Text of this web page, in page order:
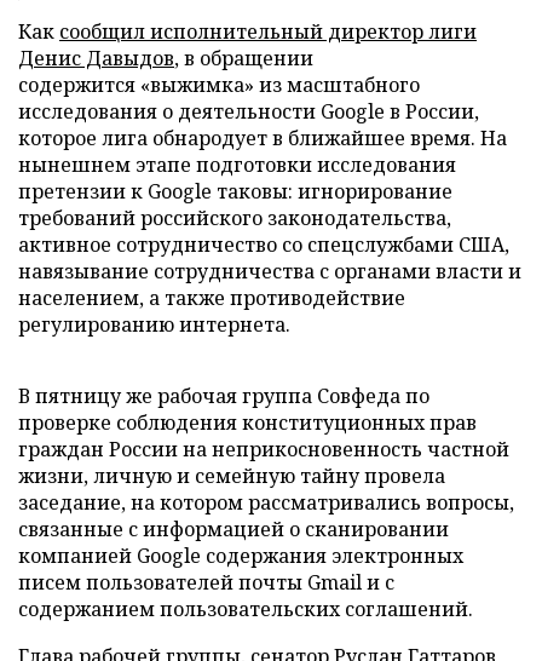
Как сообщил исполнительный директор лиги
Денис Давыдов, в обращении
содержится «выжимка» из масштабного
исследования о деятельности Google в России,
которое лига обнародует в ближайшее время. На
нынешнем этапе подготовки исследования
претензии к Google таковы: игнорирование
требований российского законодательства,
активное сотрудничество со спецслужбами США,
навязывание сотрудничества с органами власти и
населением, а также противодействие
регулированию интернета.
В пятницу же рабочая группа Совфеда по
проверке соблюдения конституционных прав
граждан России на неприкосновенность частной
жизни, личную и семейную тайну провела
заседание, на котором рассматривались вопросы,
связанные с информацией о сканировании
компанией Google содержания электронных
писем пользователей почты Gmail и с
содержанием пользовательских соглашений.